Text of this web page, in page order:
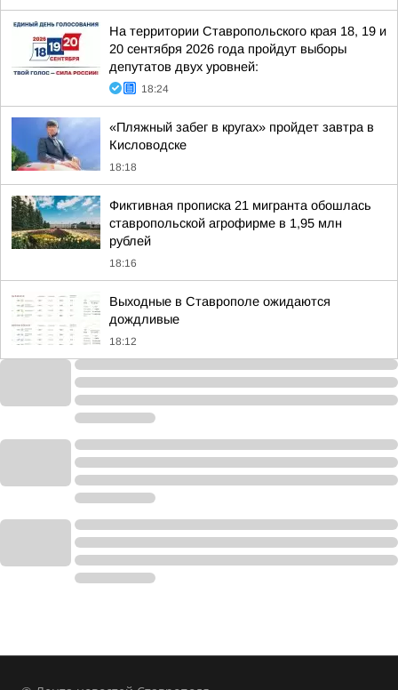
На территории Ставропольского края 18, 19 и
20 сентября 2026 года пройдут выборы
депутатов двух уровней:
18:24
«Пляжный забег в кругах» пройдет завтра в
Кисловодске
18:18
Фиктивная прописка 21 мигранта обошлась
ставропольской агрофирме в 1,95 млн
рублей
18:16
Выходные в Ставрополе ожидаются
дождливые
18:12